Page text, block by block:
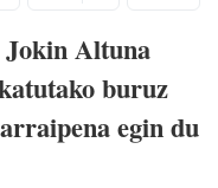
Altuna
buruz
egin du